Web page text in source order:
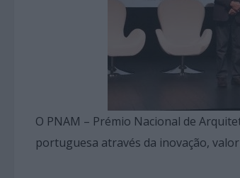
O PNAM – Prémio Nacional de
portuguesa através da inovação,